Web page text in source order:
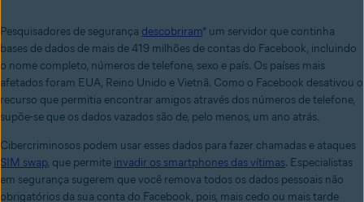
Pesquisadores de segurança descobriram* um servidor que continha
bases de dados de mais de 419 milhões de contas do Facebook, incluindo
o nome completo, números de telefone, sexo e país. Os países mais
afetados foram EUA, Reino Unido e Vietnã. Como o Facebook desativou o
recurso que permitia encontrar amigos através dos números de telefone,
supõe-se que os dados vazados são de, pelo menos, um ano atrás.
Cibercriminosos podem usar esses dados para fazer chamadas e ataques
SIM swap, que permite invadir os smartphones das vítimas. Especialistas
em segurança sugerem que você remova todos os dados pessoais não
obrigatórios da sua conta do Facebook, pois, mais cedo ou mais tarde